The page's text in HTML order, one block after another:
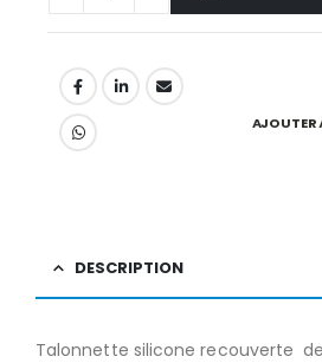
AJOUTER
DESCRIPTION
Talonnette silicone recouverte